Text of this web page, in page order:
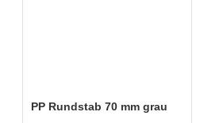
PP Rundstab 70 mm grau